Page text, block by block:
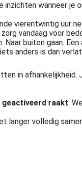
wanneer
vierentwintig uur
vandaag voor
Naar buiten gaan.
anders is dan
in
geactiveerd raakt.
langer volledig